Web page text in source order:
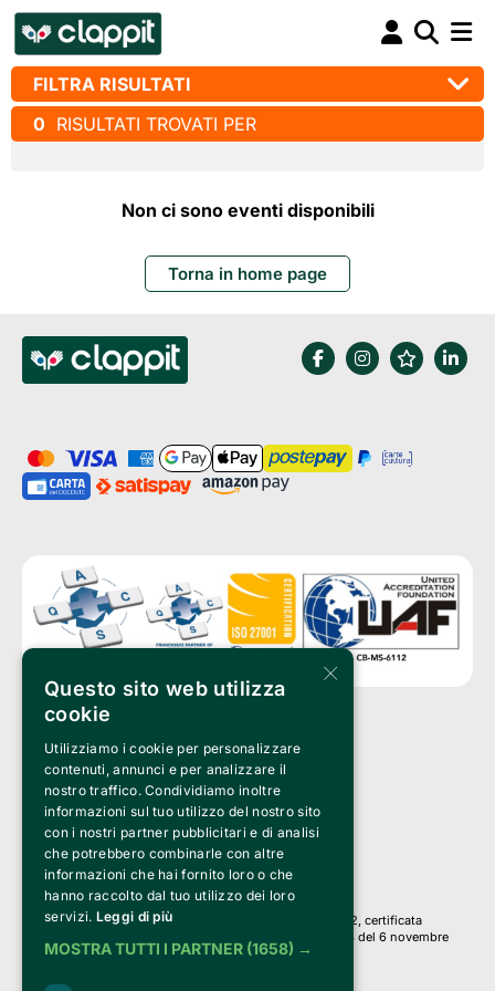
FILTRA RISULTATI
0 RISULTATI TROVATI PER
Non ci sono eventi disponibili
Torna in home page
Clappit è un marchio di proprietà di:
Bemils Srl
a Socio Unico
Via Fosse Ardeatine, 4 -20092 Cinisello Balsamo (MI)
PI 05589050961
Iscr. C.C.I.A.A. Milano R.E.A. 1833471
© 2010-2025 Bemils Srl - Tutti i diritti riservati
Credits:
Clappit è basato sulla piattaforma di biglietteria Belive 6.2, certificata
dall’Agenzia delle Entrate con protocollo n. 2025/445474 del 6 novembre
2025.
Su Clappit i tuoi acquisti ed i tuoi dati
×
Questo sito web utilizza
cookie
Utilizziamo i cookie per personalizzare
contenuti, annunci e per analizzare il
nostro traffico. Condividiamo inoltre
informazioni sul tuo utilizzo del nostro sito
con i nostri partner pubblicitari e di analisi
che potrebbero combinarle con altre
informazioni che hai fornito loro o che
hanno raccolto dal tuo utilizzo dei loro
servizi. Leggi di più
MOSTRA TUTTI I PARTNER (1658) →